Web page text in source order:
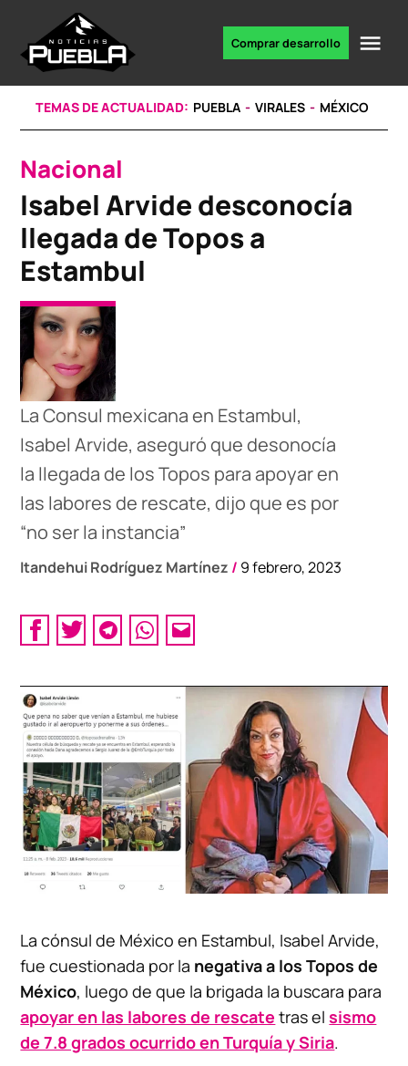
content
noticias
Comprar desarrollo
TEMAS DE ACTUALIDAD: PUEBLA VIRALES MÉXICO
POSTED
IN
Nacional
Isabel Arvide desconocía
llegada de Topos a
Estambul
La Consul mexicana en Estambul,
Isabel Arvide, aseguró que desonocía
la llegada de los Topos para apoyar en
las labores de rescate, dijo que es por
“no ser la instancia”
Itandehui Rodríguez Martínez / 9 febrero, 2023
La cónsul de México en Estambul, Isabel Arvide,
fue cuestionada por la negativa a los Topos de
México, luego de que la brigada la buscara para
apoyar en las labores de rescate tras elsismo
de 7.8 grados ocurrido en Turquía y Siria.